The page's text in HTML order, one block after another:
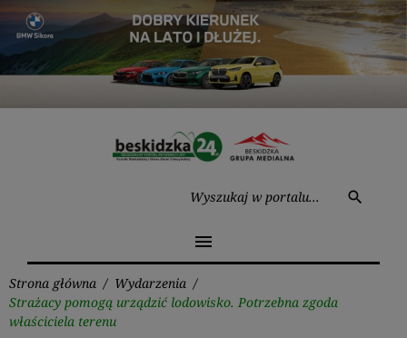
Przejdź
treści
search
menu
Strona główna / Wydarzenia /
Strażacy pomogą urządzić lodowisko. Potrzebna zgoda
właściciela terenu